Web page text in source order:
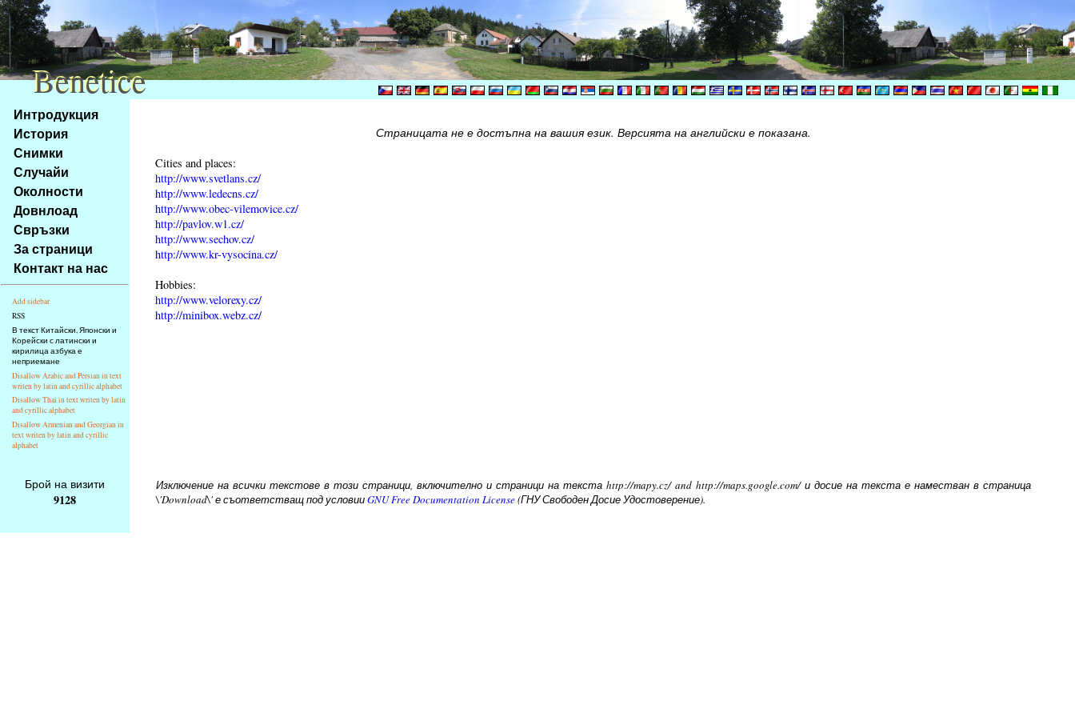
Na
obsah
stránky
Klávesové
zkratky
tomto
webu
základní
Hlavní
strana
Интродукция
История
Снимки
Случайи
Околности
Довнлоад
Свръзки
За страници
Контакт на нас
Add sidebar
RSS
В текст Китайски, Японски и
Корейски с латински и
кирилица азбука е
неприемане
Disallow Arabic and Persian in text
writen by latin and cyrillic alphabet
Disallow Thai in text writen by latin
and cyrillic alphabet
Disallow Armenian and Georgian in
text writen by latin and cyrillic
alphabet
Страницата не е достъпна на вашия език. Версията на английски е показана.
Cities and places:
http://www.svetlans.cz/
http://www.ledecns.cz/
http://www.obec-vilemovice.cz/
http://pavlov.w1.cz/
http://www.sechov.cz/
http://www.kr-vysocina.cz/
Hobbies:
http://www.velorexy.cz/
http://minibox.webz.cz/
Брой на визити
9128
Изключение на всички текстове в този страници, включително и страници на текста http://mapy.cz/ and http://maps.google.com/ и досие на текста е наместван в страница
\'Download\' е съответстващ под условииGNU Free Documentation License(ГНУ Свободен Досие Удостоверение).
Benetice
Benetice